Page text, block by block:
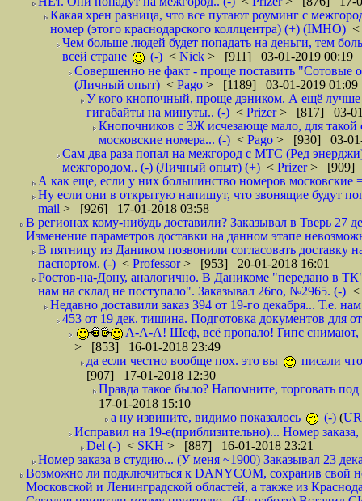
Какая хрен разница, что все путают роуминг с
номер (этого краснодарского коллцентра) (+) (IMHO) <
Чем больше людей будет попадать на деньги, тем
всей стране
(-) < Nick > [911] 03-01-2019 00:19
Совершенно не факт - проще поставить "Сотовые
(Личный опыт) < Pago > [1189] 03-01-2019 01:09
У кого кнопочный, проще дэником. А ещё лучше
гигабайты на минуты.. (-) < Prizer> [817] 03-
Кнопочников с 3Ж исчезающе мало, для такой
московские номера... (-) < Pago > [930] 03-01-
Сам два раза попал на межгород с МТС (Ред
межгородом.. (-) (Личный опыт) (+) < Prizer> [909]
А как еще, если у них большинство номеров московские
Ну если они в открытую напишут, что звонящие будут
mail > [926] 17-01-2018 03:58
В регионах кому-нибудь доставили? Заказывал в Тверь 27
Изменение параметров доставки на данном этапе
В пятницу из Даником позвонили согласовать доставку
паспортом. (-) < Professor> [953] 20-01-2018 16:01
Ростов-на-Дону, аналогично. В Даникоме "передано в
нам на склад не поступало". Заказывал 26го, №2965. (-) <
Недавно доставили заказ 394 от 19-го декабря... Т.е.
453 от 19 дек. тишина. Подготовка документов для
А-А-А! Шеф, всё пропало! Гипс снимают,
> [853] 16-01-2018 23:49
да если честно вообще пох. это вы
писали
[907] 17-01-2018 12:30
Правда такое было? Напомните, торговать
17-01-2018 15:10
а ну извините, видимо показалось
(-) (
Исправил на 19-е(приблизительно)... Номер
Del (-) < SKH > [887] 16-01-2018 23:21
Номер заказа в студию... (У меня ~1900) Заказывал 23
Возможно ли подключиться к DANYCOM, сохранив свой
Московской и Ленинградской областей, а также из